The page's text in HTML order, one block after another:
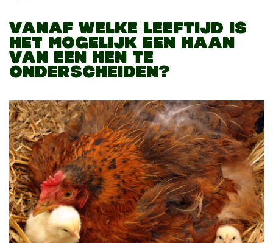
VANAF WELKE LEEFTIJD IS
HET MOGELIJK EEN HAAN
VAN EEN HEN TE
ONDERSCHEIDEN?